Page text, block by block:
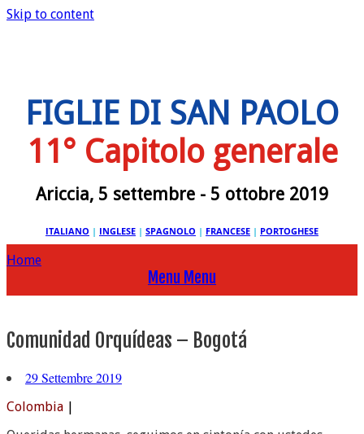
Skip to content
FIGLIE DI SAN PAOLO
11° Capitolo generale
Ariccia, 5 settembre - 5 ottobre 2019
ITALIANO | INGLESE | SPAGNOLO | FRANCESE | PORTOGHESE
Home
Menu Menu
Comunidad Orquídeas – Bogotá
29 Settembre 2019
Colombia |